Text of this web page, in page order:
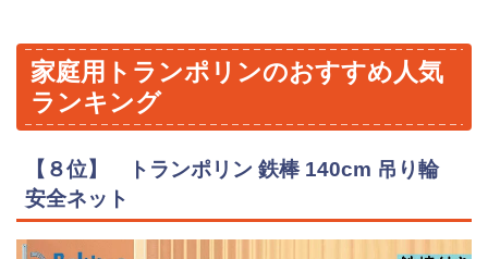
家庭用トランポリンのおすすめ人気
ランキング
【８位】 トランポリン 鉄棒 140cm 吊り輪
安全ネット